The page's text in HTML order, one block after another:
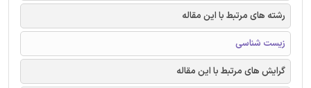
رشته های مرتبط با این مقاله
زیست شناسی
گرایش های مرتبط با این مقاله